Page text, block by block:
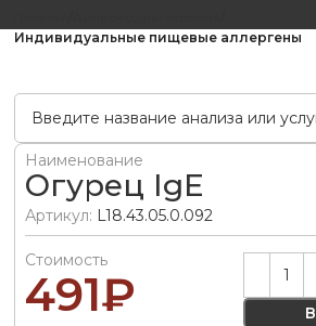
Индивидуальные пищевые аллергены
Наименование
Огурец IgE
Артикул: L18.43.05.0.092
Стоимость
491₽